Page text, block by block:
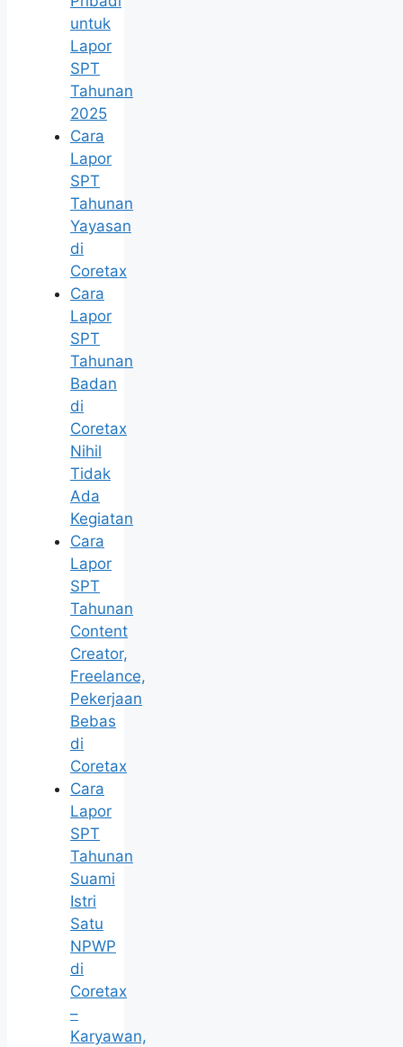
untuk
Lapor
SPT
Tahunan
2025
Cara
Lapor
SPT
Tahunan
Yayasan
di
Coretax
Cara
Lapor
SPT
Tahunan
Badan
di
Coretax
Nihil
Tidak
Ada
Kegiatan
Cara
Lapor
SPT
Tahunan
Content
Creator,
Freelance,
Pekerjaan
Bebas
di
Coretax
Cara
Lapor
SPT
Tahunan
Suami
Istri
Satu
NPWP
di
Coretax
–
Karyawan,